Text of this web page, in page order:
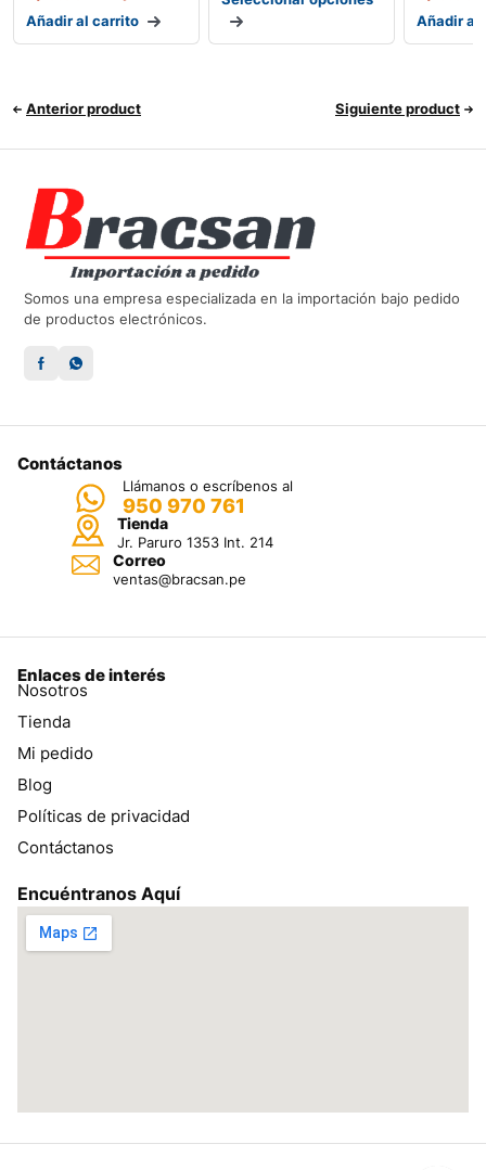
Añadir al carrito Añadir al
Anterior product Siguiente product
Somos una empresa especializada en la importación bajo pedido
de productos electrónicos.
Contáctanos
Llámanos o escríbenos al
950 970 761
Tienda
Jr. Paruro 1353 Int. 214
Correo
ventas@bracsan.pe
Enlaces de interés
Nosotros
Tienda
Mi pedido
Blog
Políticas de privacidad
Contáctanos
Encuéntranos Aquí